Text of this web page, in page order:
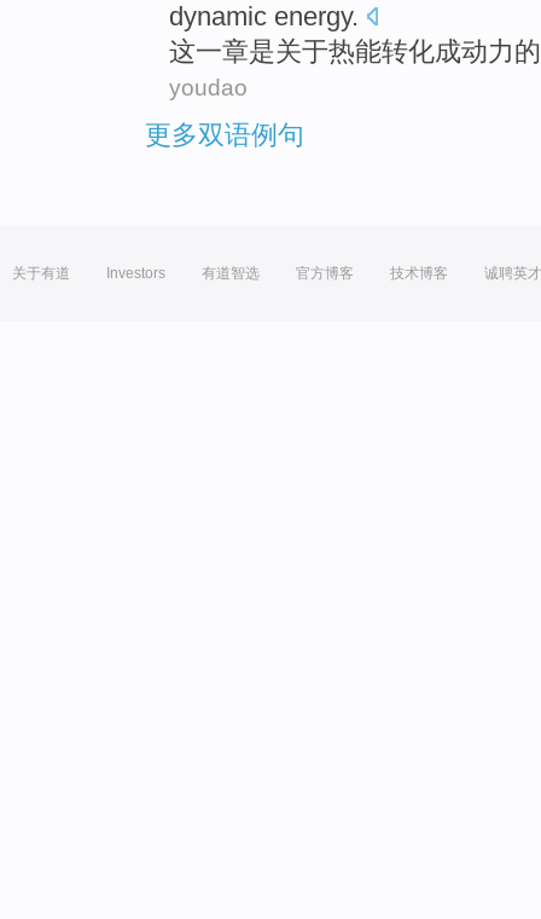
dynamic energy.
这一章是关于热能转化成动力的
youdao
更多双语例句
关于有道 Investors 有道智选 官方博客 技术博客 诚聘英才